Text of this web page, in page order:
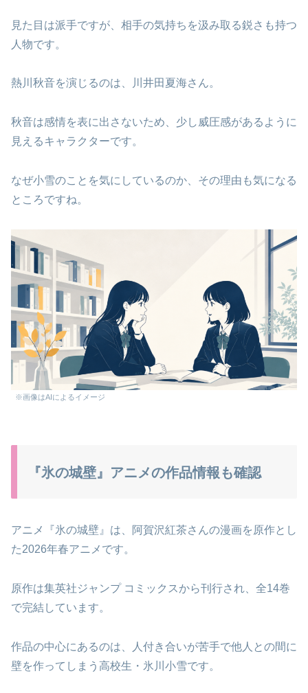
見た目は派手ですが、相手の気持ちを汲み取る鋭さも持つ
人物です。
熱川秋音を演じるのは、川井田夏海さん。
秋音は感情を表に出さないため、少し威圧感があるように
見えるキャラクターです。
なぜ小雪のことを気にしているのか、その理由も気になる
ところですね。
※画像はAIによるイメージ
『氷の城壁』アニメの作品情報も確認
アニメ『氷の城壁』は、阿賀沢紅茶さんの漫画を原作とし
た2026年春アニメです。
原作は集英社ジャンプ コミックスから刊行され、全14巻
で完結しています。
作品の中心にあるのは、人付き合いが苦手で他人との間に
壁を作ってしまう高校生・氷川小雪です。